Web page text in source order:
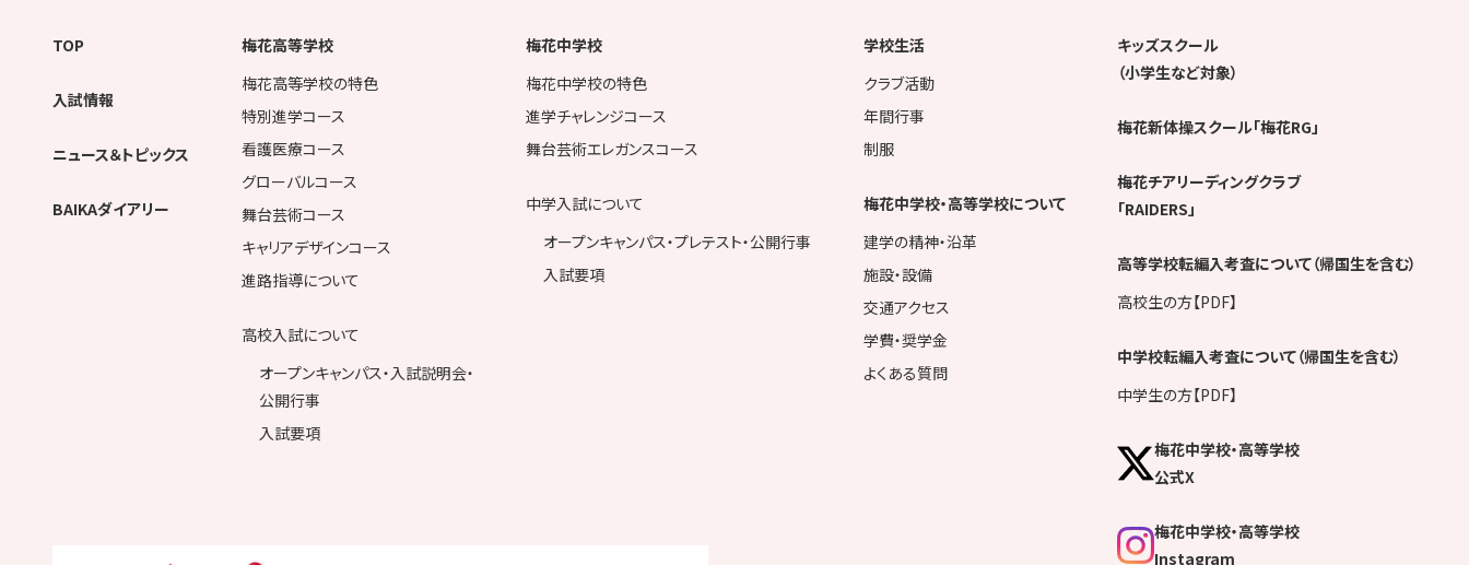
TOP
入試情報
ニュース＆トピックス
BAIKAダイアリー
梅花高等学校
梅花高等学校の特色
特別進学コース
看護医療コース
グローバルコース
舞台芸術コース
キャリアデザインコース
進路指導について
高校入試について
オープンキャンパス・入試説明会・
公開行事
入試要項
梅花中学校
梅花中学校の特色
進学チャレンジコース
舞台芸術エレガンスコース
中学入試について
オープンキャンパス・プレテスト・公開行事
入試要項
学校生活
クラブ活動
年間行事
制服
梅花中学校・高等学校について
建学の精神・沿革
施設・設備
交通アクセス
学費・奨学金
よくある質問
キッズスクール
（小学生など対象）
梅花新体操スクール「梅花RG」
梅花チアリーディングクラブ
「RAIDERS」
高等学校転編入考査について（帰国生を含む）
高校生の方【PDF】
中学校転編入考査について（帰国生を含む）
中学生の方【PDF】
梅花中学校・高等学校
公式X
梅花中学校・高等学校
Instagram